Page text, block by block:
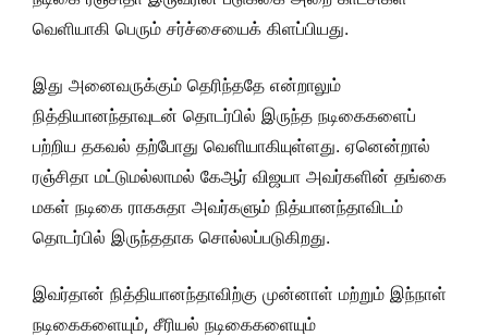
வெளியாகி பெரும் சர்ச்சையைக் கிளப்பியது.
இது அனைவருக்கும் தெரிந்ததே என்றாலும்
நித்தியானந்தாவுடன் தொடர்பில் இருந்த நடிகைகளைப்
பற்றிய தகவல் தற்போது வெளியாகியுள்ளது. ஏனென்றால்
ரஞ்சிதா மட்டுமல்லாமல் கேஆர் விஜயா அவர்களின் தங்கை
மகள் நடிகை ராகசுதா அவர்களும் நித்யானந்தாவிடம்
தொடர்பில் இருந்ததாக சொல்லப்படுகிறது.
இவர்தான் நித்தியானந்தாவிற்கு முன்னாள் மற்றும் இந்நாள்
நடிகைகளையும், சீரியல் நடிகைகளையும்